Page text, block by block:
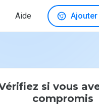
Aide Ajouter
si vous
compromis